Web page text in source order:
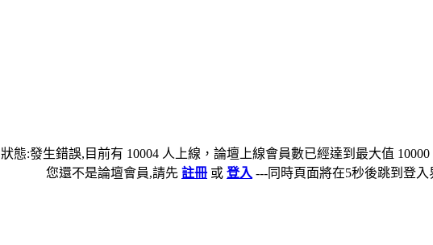
狀態:發生錯誤,目前有 10004 人上線，論壇上線會員數已經達到最大值
您還不是論壇會員,請先 註冊 或 登入 ---同時頁面將在5秒後跳到登入